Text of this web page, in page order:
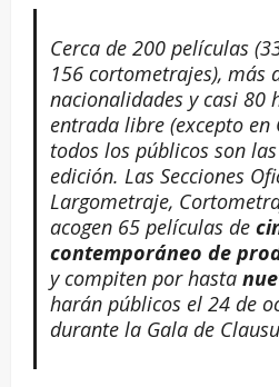
Cerca de 200 películas
156 cortometrajes), más
nacionalidades y casi 80
entrada libre (excepto en
todos los públicos son
edición. Las Secciones
Largometraje,
acogen 65 películas de
contemporáneo de
y compiten por hasta
harán públicos el 24 de
durante la Gala de